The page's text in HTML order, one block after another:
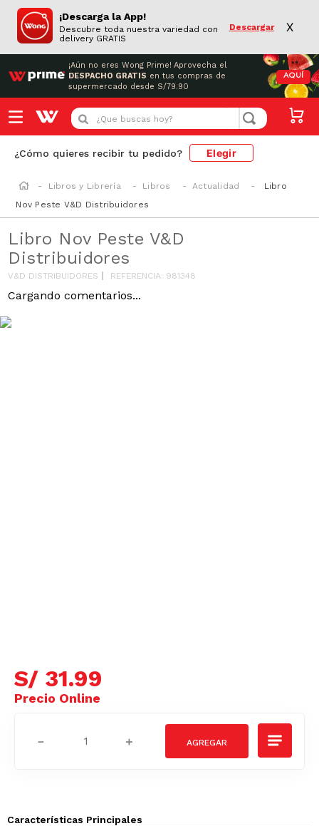
¡Descarga la App!
Descubre toda nuestra variedad con
delivery GRATIS
Descargar X
¡Aún no eres Wong Prime! Aprovecha el
DESPACHO GRATIS en tus compras de
supermercado desde S/79.90
AQUÍ
¿Que buscas hoy?
¿Cómo quieres recibir tu pedido? Elegir
Libros y Librería Libros Actualidad
Libro
Nov Peste V&D Distribuidores
Libro Nov Peste V&D
Distribuidores
V&D DISTRIBUIDORES REFERENCIA: 981348
Cargando comentarios...
S/ 31.99
＋
－
Características Principales